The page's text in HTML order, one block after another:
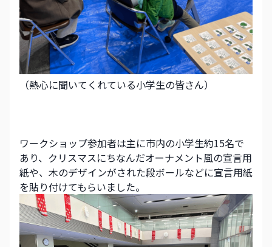
（熱心に聞いてくれている小学生の皆さん）
ワークショップ参加者は主に市内の小学生約15名で
あり、クリスマスにちなんだオーナメント風の宣言用
紙や、木のデザインがされた段ボールなどに宣言用紙
を貼り付けてもらいました。